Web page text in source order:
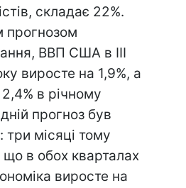
складає 22%.
прогнозом
ВВП США в III
виросте на 1,9%, а
в річному
прогноз був
три місяці тому
в обох кварталах
виросте на